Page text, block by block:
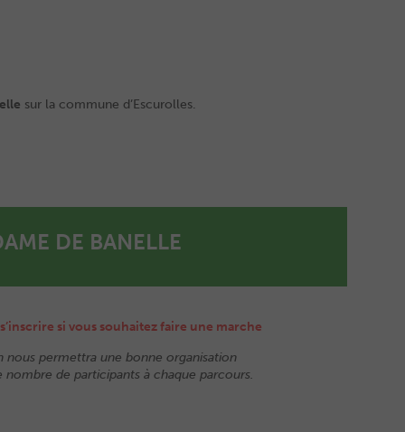
sur la commune d’Escurolles.
DE BANELLE
si vous souhaitez faire une marche
nous permettra une bonne organisation
de participants à chaque parcours.